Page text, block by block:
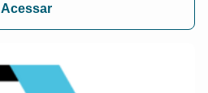
Acessar